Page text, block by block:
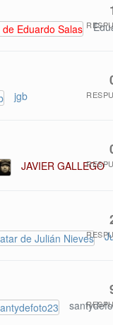
jgb
JAVIER GALLEGO